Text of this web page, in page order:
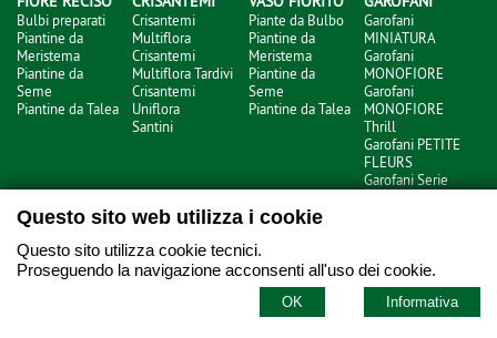
Questo sito web utilizza i cookie
Questo sito utilizza cookie tecnici.
Proseguendo la navigazione acconsenti all'uso dei cookie.
Informativa
OK
Bulbi preparati
Piantine da
Meristema
Piantine da
Seme
Piantine da Talea
Crisantemi
Multiflora
Crisantemi
Multiflora Tardivi
Crisantemi
Uniflora
Santini
Piante da Bulbo
Piantine da
Meristema
Piantine da
Seme
Piantine da Talea
Garofani
MINIATURA
Garofani
MONOFIORE
Garofani
MONOFIORE
Thrill
Garofani PETITE
FLEURS
Garofani Serie
xhtml
- © Copyright 2026
informativa cookie